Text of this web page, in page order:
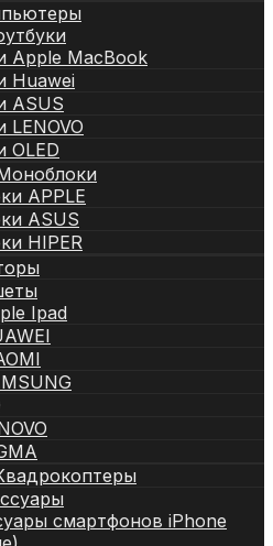
Apple MacBook
Huawei
ASUS
LENOVO
OLED
APPLE
ASUS
HIPER
Ipad
смартфонов iPhone